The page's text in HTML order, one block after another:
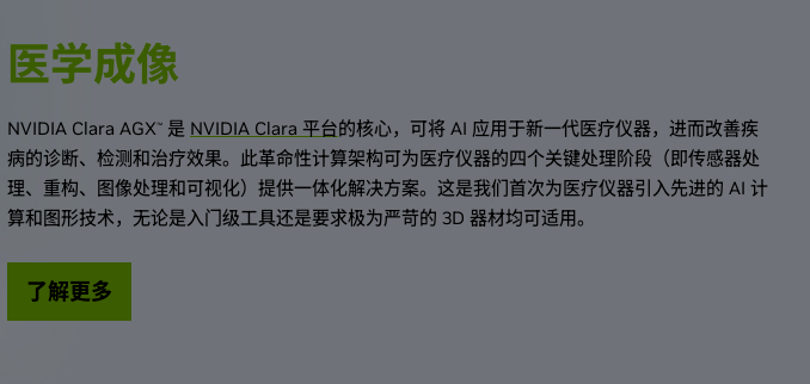
医学成像
NVIDIA Clara AGX™ 是 NVIDIA Clara 平台的核心，可将 AI 应用于新一代医疗仪器，进而改善疾
病的诊断、检测和治疗效果。此革命性计算架构可为医疗仪器的四个关键处理阶段（即传感器处
理、重构、图像处理和可视化）提供一体化解决方案。这是我们首次为医疗仪器引入先进的 AI 计
算和图形技术，无论是入门级工具还是要求极为严苛的 3D 器材均可适用。
了解更多